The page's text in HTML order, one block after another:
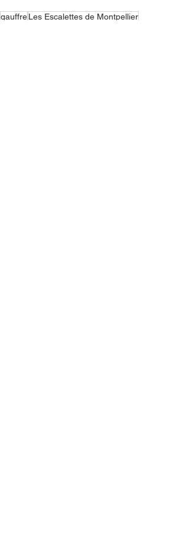
gauffreLes Escalettes de Montpellier